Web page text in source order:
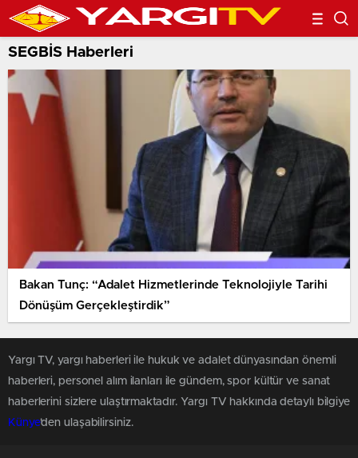
SEGBİS Haberleri
Bakan Tunç: “Adalet Hizmetlerinde Teknolojiyle Tarihi
Dönüşüm Gerçekleştirdik”
Yargı TV, yargı haberleri ile hukuk ve adalet dünyasından önemli
haberleri, personel alım ilanları ile gündem, spor kültür ve sanat
haberlerini sizlere ulaştırmaktadır. Yargı TV hakkında detaylı bilgiye
Künye'den ulaşabilirsiniz.